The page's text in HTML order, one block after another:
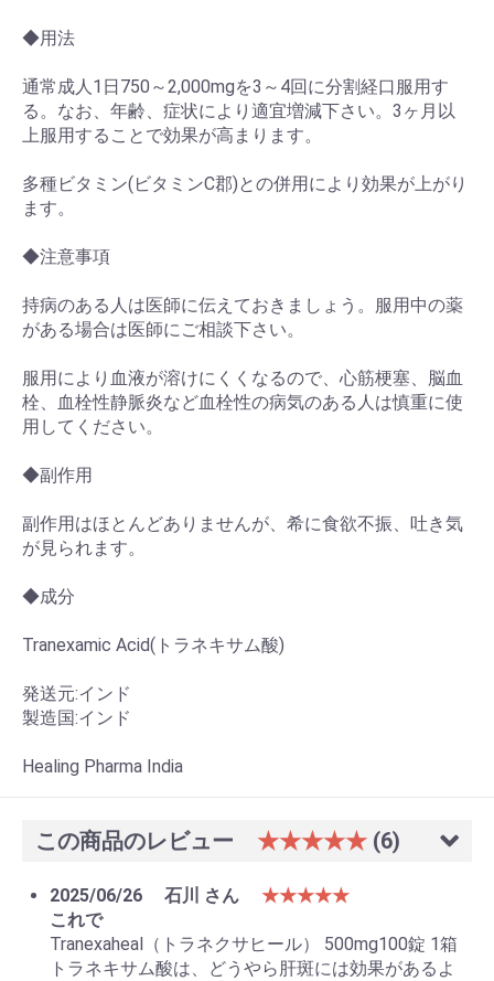
◆用法
通常成人1日750～2,000mgを3～4回に分割経口服用す
る。なお、年齢、症状により適宜増減下さい。3ヶ月以
上服用することで効果が高まります。
多種ビタミン(ビタミンC郡)との併用により効果が上がり
ます。
◆注意事項
持病のある人は医師に伝えておきましょう。服用中の薬
がある場合は医師にご相談下さい。
服用により血液が溶けにくくなるので、心筋梗塞、脳血
栓、血栓性静脈炎など血栓性の病気のある人は慎重に使
用してください。
◆副作用
副作用はほとんどありませんが、希に食欲不振、吐き気
が見られます。
◆成分
Tranexamic Acid(トラネキサム酸)
発送元:インド
製造国:インド
Healing Pharma India
この商品のレビュー ★★★★★ (6)
2025/06/26 石川 さん
★★★★★
これで
Tranexaheal（トラネクサヒール） 500mg100錠 1箱
トラネキサム酸は、どうやら肝斑には効果があるよ